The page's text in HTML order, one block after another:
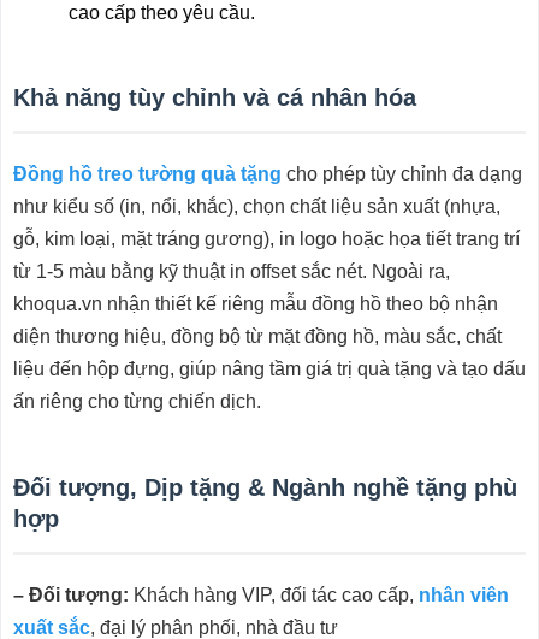
cao cấp theo yêu cầu.
Khả năng tùy chỉnh và cá nhân hóa
Đồng hồ treo tường quà tặng cho phép tùy chỉnh đa dạng
như kiểu số (in, nổi, khắc), chọn chất liệu sản xuất (nhựa,
gỗ, kim loại, mặt tráng gương), in logo hoặc họa tiết trang trí
từ 1-5 màu bằng kỹ thuật in offset sắc nét. Ngoài ra,
khoqua.vn nhận thiết kế riêng mẫu đồng hồ theo bộ nhận
diện thương hiệu, đồng bộ từ mặt đồng hồ, màu sắc, chất
liệu đến hộp đựng, giúp nâng tầm giá trị quà tặng và tạo dấu
ấn riêng cho từng chiến dịch.
Đối tượng, Dịp tặng & Ngành nghề tặng phù
hợp
– Đối tượng: Khách hàng VIP, đối tác cao cấp, nhân viên
xuất sắc, đại lý phân phối, nhà đầu tư